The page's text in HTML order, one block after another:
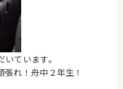
ています。
れ！舟中２年生！